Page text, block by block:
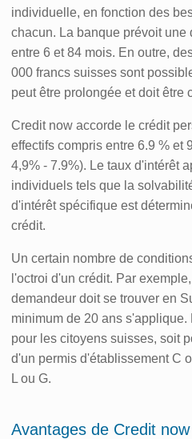
individuelle, en fonction des
chacun. La banque prévoit une
entre 6 et 84 mois. En outre,
000 francs suisses sont
peut être prolongée et doit être
Credit now accorde le crédit
effectifs compris entre 6.9 % et
4,9% - 7.9%). Le taux d'intérêt
individuels tels que la
d'intérêt spécifique est
crédit.
Un certain nombre de
l'octroi d'un crédit. Par
demandeur doit se trouver en
minimum de 20 ans
pour les citoyens suisses, soit
d'un permis d'établissement C
L ou G.
Avantages de Credit